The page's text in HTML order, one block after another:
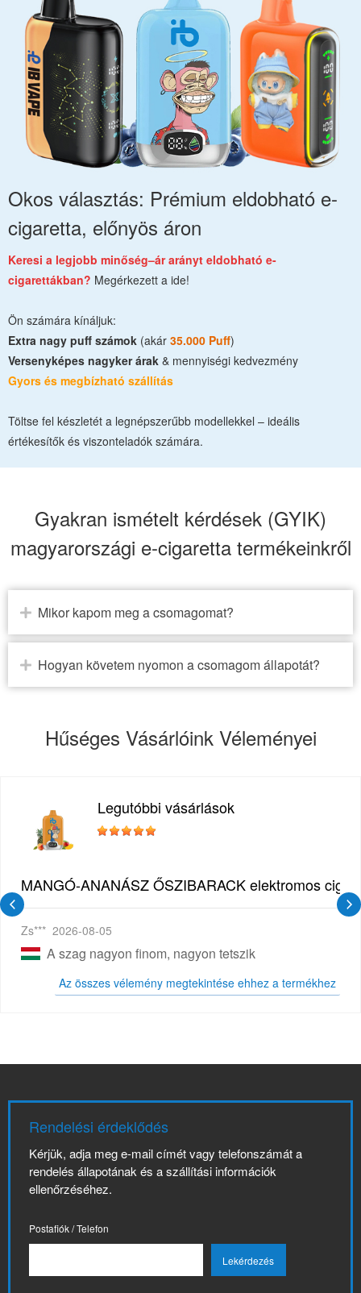
Okos választás: Prémium eldobható e-
cigaretta, előnyös áron
Keresi a legjobb minőség–ár arányt eldobható e-
cigarettákban? Megérkezett a ide!
Ön számára kínáljuk:
Extra nagy puff számok (akár 35.000 Puff)
Versenyképes nagyker árak & mennyiségi kedvezmény
Gyors és megbízható szállítás
Töltse fel készletét a legnépszerűbb modellekkel – ideális
értékesítők és viszonteladók számára.
Gyakran ismételt kérdések (GYIK)
magyarországi e-cigaretta termékeinkről
Mikor kapom meg a csomagomat?
Hogyan követem nyomon a csomagom állapotát?
Hűséges Vásárlóink Véleményei
Legutóbbi vásárlások
MANGÓ-ANANÁSZ ŐSZIBARACK elektromos cigi
Zs*** 2026-08-05
A szag nagyon finom, nagyon tetszik
Az összes vélemény megtekintése ehhez a termékhez
Rendelési érdeklődés
Kérjük, adja meg e-mail címét vagy telefonszámát a
rendelés állapotának és a szállítási információk
ellenőrzéséhez.
Postafiók / Telefon